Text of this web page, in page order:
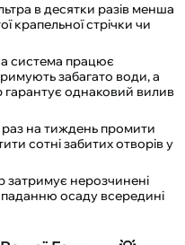
в десятки разів менша
крапельної стрічки чи
система працює
забагато води, а
гарантує однаковий вилив
на тиждень промити
сотні забитих отворів у
затримує нерозчинені
осаду всередині